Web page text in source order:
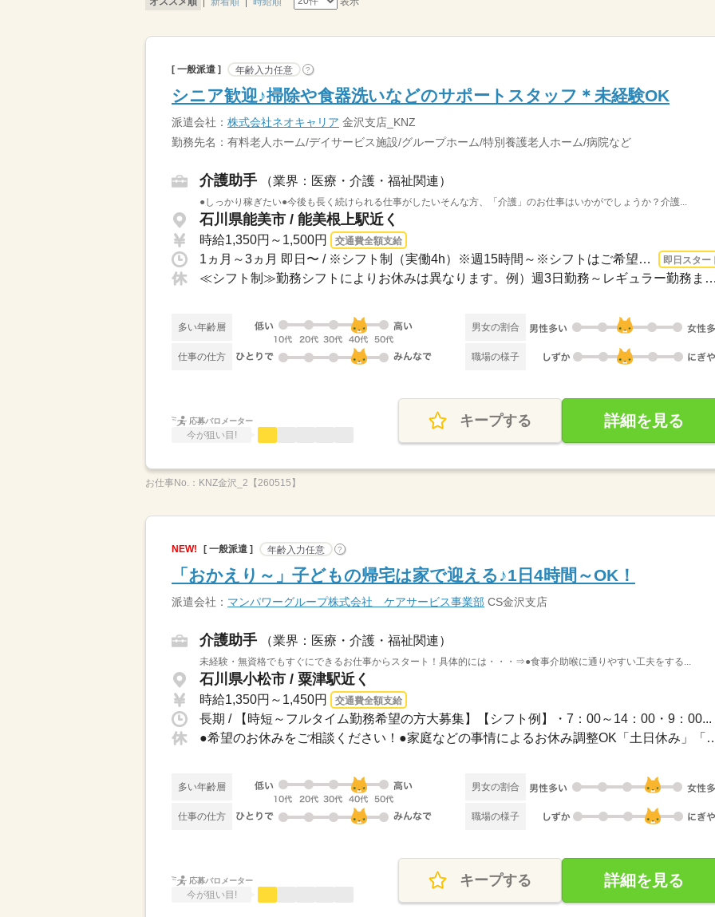
[ 一般派遣 ] 年齢入力任意 ?
シニア歓迎♪掃除や食器洗いなどのサポートスタッフ＊未経験OK
派遣会社： 株式会社ネオキャリア 金沢支店_KNZ
勤務先名：有料老人ホーム/デイサービス施設/グループホーム/特別養護老人ホーム/病院など
介護助手 （業界：医療・介護・福祉関連）
●しっかり稼ぎたい●今後も長く続けられる仕事がしたいそんな方、「介護」のお仕事はいかがでしょうか？介護...
石川県能美市 / 能美根上駅近く
時給1,350円～1,500円 交通費全額支給
1ヵ月～3ヵ月 即日〜 / ※シフト制（実働4h）※週15時間～※シフトはご希望に合わせて調... 即日スター
≪シフト制≫勤務シフトによりお休みは異なります。例）週3日勤務～レギュラー勤務まで...
多い年齢層 男女の割合
仕事の仕方 職場の様子
応募バロメーター
今が狙い目!
キープする 詳細を見る
お仕事No.： KNZ金沢_2【260515】
NEW! [ 一般派遣 ] 年齢入力任意 ?
「おかえり～」子どもの帰宅は家で迎える♪1日4時間～OK！
派遣会社： マンパワーグループ株式会社 ケアサービス事業部 CS金沢支店
介護助手 （業界：医療・介護・福祉関連）
未経験・無資格でもすぐにできるお仕事からスタート！具体的には・・・⇒●食事介助喉に通りやすい工夫をする...
石川県小松市 / 粟津駅近く
時給1,350円～1,450円 交通費全額支給
長期 / 【時短～フルタイム勤務希望の方大募集】【シフト例】・7：00～14：00・9：00...
●希望のお休みをご相談ください！●家庭などの事
多い年齢層 男女の割合
仕事の仕方 職場の様子
応募バロメーター
今が狙い目!
キープする 詳細を見る